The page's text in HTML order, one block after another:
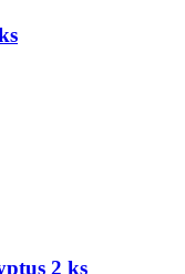
2 ks